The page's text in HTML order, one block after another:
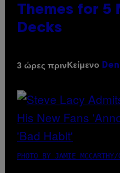
Themes for 5
Decks
3 ώρες πρινΚείμενο
PHOTO BY JAMIE